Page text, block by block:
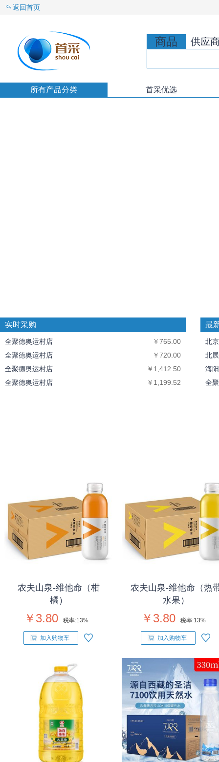
返回首页
商品 供应
所有产品分类 首采优选
实时采购
全聚德奥运村店
￥765.00
全聚德奥运村店
￥720.00
全聚德奥运村店
￥1,412.50
全聚德奥运村店
￥1,199.52
最
北
北
海
全
农夫山泉-维他命（柑
橘）
￥3.80 税率:13%
加入购物车
农夫山泉-维他命（热
水果）
￥3.80 税率:13%
加入购物车